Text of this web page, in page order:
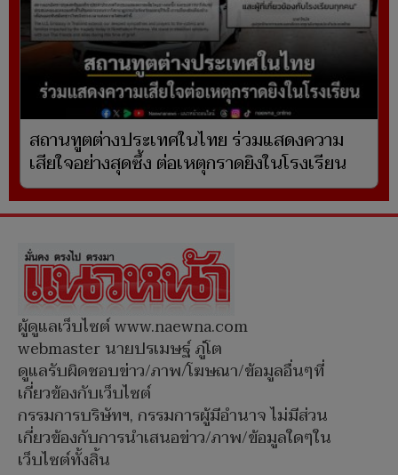
สถานทูตต่างประเทศในไทย ร่วมแสดงความ
เสียใจอย่างสุดซึ้ง ต่อเหตุกราดยิงในโรงเรียน
ผู้ดูแลเว็บไซต์ www.naewna.com
webmaster นายปรเมษฐ์ ภู่โต
ดูแลรับผิดชอบข่าว/ภาพ/โฆษณา/ข้อมูลอื่นๆที่
เกี่ยวข้องกับเว็บไซต์
กรรมการบริษัทฯ, กรรมการผู้มีอำนาจ ไม่มีส่วน
เกี่ยวข้องกับการนำเสนอข่าว/ภาพ/ข้อมูลใดๆใน
เว็บไซต์ทั้งสิ้น